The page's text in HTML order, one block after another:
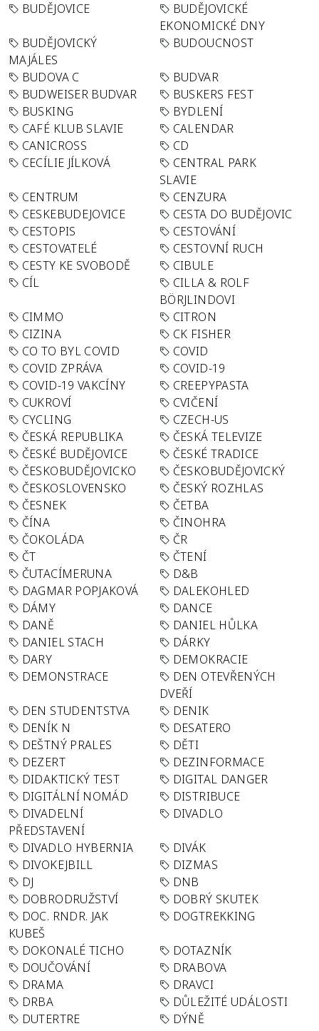
BUDĚJOVICE
BUDĚJOVICKÉ
EKONOMICKÉ DNY
BUDĚJOVICKÝ
MAJÁLES
BUDOUCNOST
BUDOVA C
BUDVAR
BUDWEISER BUDVAR
BUSKERS FEST
BUSKING
BYDLENÍ
CAFÉ KLUB SLAVIE
CALENDAR
CANICROSS
CD
CECÍLIE JÍLKOVÁ
CENTRAL PARK
SLAVIE
CENTRUM
CENZURA
CESKEBUDEJOVICE
CESTA DO BUDĚJOVIC
CESTOPIS
CESTOVÁNÍ
CESTOVATELÉ
CESTOVNÍ RUCH
CESTY KE SVOBODĚ
CIBULE
CÍL
CILLA & ROLF
BÖRJLINDOVI
CIMMO
CITRON
CIZINA
CK FISHER
CO TO BYL COVID
COVID
COVID ZPRÁVA
COVID-19
COVID-19 VAKCÍNY
CREEPYPASTA
CUKROVÍ
CVIČENÍ
CYCLING
CZECH-US
ČESKÁ REPUBLIKA
ČESKÁ TELEVIZE
ČESKÉ BUDĚJOVICE
ČESKÉ TRADICE
ČESKOBUDĚJOVICKO
ČESKOBUDĚJOVICKÝ
ČESKOSLOVENSKO
ČESKÝ ROZHLAS
ČESNEK
ČETBA
ČÍNA
ČINOHRA
ČOKOLÁDA
ČR
ČT
ČTENÍ
ČUTACÍMERUNA
D&B
DAGMAR POPJAKOVÁ
DALEKOHLED
DÁMY
DANCE
DANĚ
DANIEL HŮLKA
DANIEL STACH
DÁRKY
DARY
DEMOKRACIE
DEMONSTRACE
DEN OTEVŘENÝCH
DVEŘÍ
DEN STUDENTSTVA
DENIK
DENÍK N
DESATERO
DEŠTNÝ PRALES
DĚTI
DEZERT
DEZINFORMACE
DIDAKTICKÝ TEST
DIGITAL DANGER
DIGITÁLNÍ NOMÁD
DISTRIBUCE
DIVADELNÍ
PŘEDSTAVENÍ
DIVADLO
DIVADLO HYBERNIA
DIVÁK
DIVOKEJBILL
DIZMAS
DJ
DNB
DOBRODRUŽSTVÍ
DOBRÝ SKUTEK
DOC. RNDR. JAK
KUBEŠ
DOGTREKKING
DOKONALÉ TICHO
DOTAZNÍK
DOUČOVÁNÍ
DRABOVA
DRAMA
DRAVCI
DRBA
DŮLEŽITÉ UDÁLOSTI
DUTERTRE
DÝNĚ